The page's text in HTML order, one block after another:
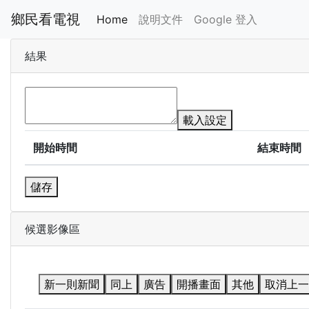
鄉民看電視 Home 說明文件 Google 登入
結果
載入設定
開始時間
結束時間
儲存
候選影像區
新一則新聞 同上 廣告 開播畫面 其他 取消上